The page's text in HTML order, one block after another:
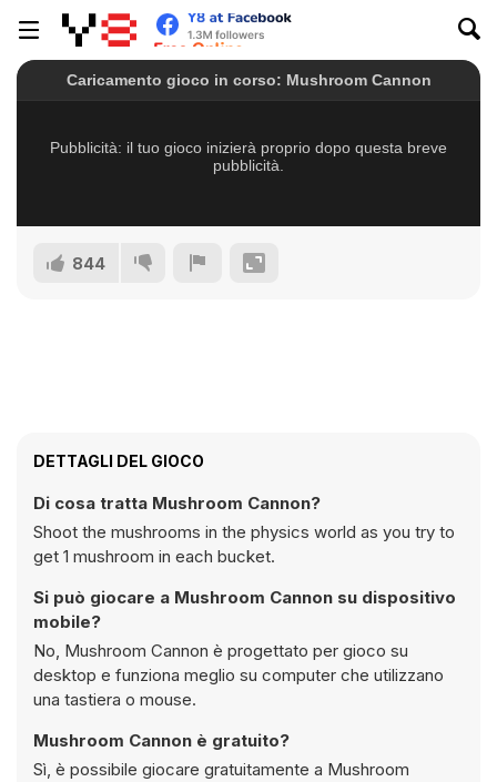
844
DETTAGLI DEL GIOCO
Di cosa tratta Mushroom Cannon?
Shoot the mushrooms in the physics world as you try to
get 1 mushroom in each bucket.
Si può giocare a Mushroom Cannon su dispositivo
mobile?
No, Mushroom Cannon è progettato per gioco su
desktop e funziona meglio su computer che utilizzano
una tastiera o mouse.
Mushroom Cannon è gratuito?
Sì, è possibile giocare gratuitamente a Mushroom